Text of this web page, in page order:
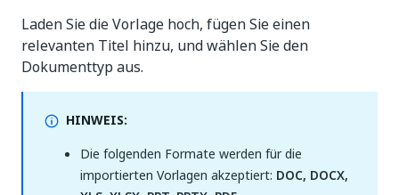
Laden Sie die Vorlage hoch, fügen Sie einen
relevanten Titel hinzu, und wählen Sie den
Dokumenttyp aus.
HINWEIS:
Die folgenden Formate werden für die
importierten Vorlagen akzeptiert: DOC, DOCX,